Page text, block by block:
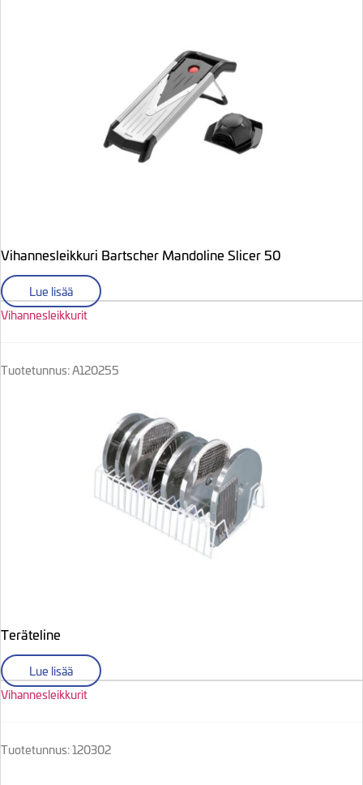
Vihannesleikkuri Bartscher Mandoline Slicer 50
Lue lisää
Vihannesleikkurit
Tuotetunnus: A120255
Teräteline
Lue lisää
Vihannesleikkurit
Tuotetunnus: 120302